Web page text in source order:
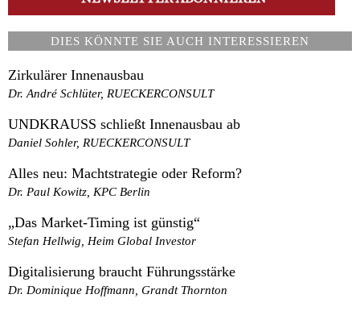
DIES KÖNNTE SIE AUCH INTERESSIEREN
Zirkulärer Innenausbau
Dr. André Schlüter, RUECKERCONSULT
UNDKRAUSS schließt Innenausbau ab
Daniel Sohler, RUECKERCONSULT
Alles neu: Machtstrategie oder Reform?
Dr. Paul Kowitz, KPC Berlin
„Das Market-Timing ist günstig“
Stefan Hellwig, Heim Global Investor
Digitalisierung braucht Führungsstärke
Dr. Dominique Hoffmann, Grandt Thornton